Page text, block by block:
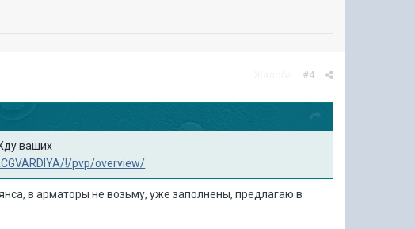
#4
ваших
!/pvp/overview/
в арматоры не возьму, уже заполнены, предлагаю в